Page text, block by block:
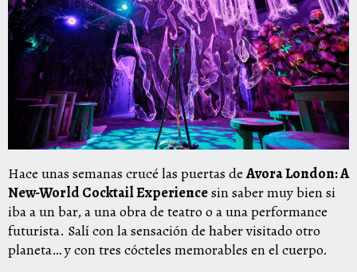
Hace unas semanas crucé las puertas deAvora London: A
New-World Cocktail Experiencesin saber muy bien si
iba a un bar, a una obra de teatro o a una performance
futurista. Salí con la sensación de haber visitado otro
planeta… y con tres cócteles memorables en el cuerpo.